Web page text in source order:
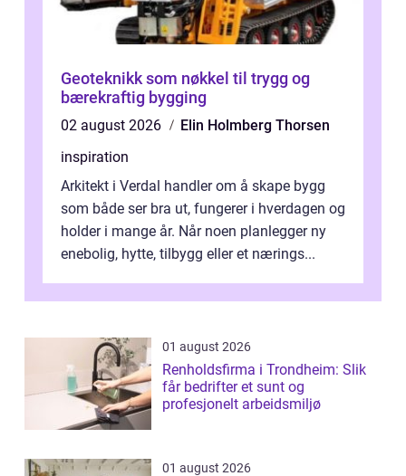
Geoteknikk som nøkkel til trygg og
bærekraftig bygging
02 august 2026
Elin Holmberg Thorsen
inspiration
Arkitekt i Verdal handler om å skape bygg
som både ser bra ut, fungerer i hverdagen og
holder i mange år. Når noen planlegger ny
enebolig, hytte, tilbygg eller et nærings...
01 august 2026
Renholdsfirma i Trondheim: Slik
får bedrifter et sunt og
profesjonelt arbeidsmiljø
01 august 2026